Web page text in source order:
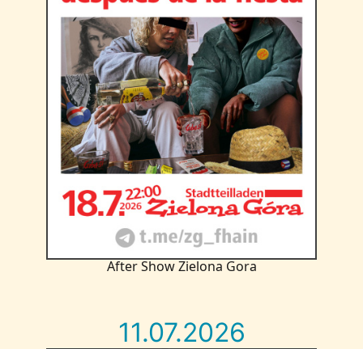
After Show Zielona Gora
11.07.2026